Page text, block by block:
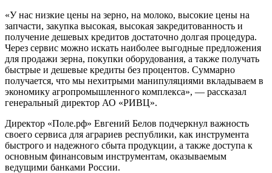
«У нас низкие цены на зерно, на молоко, высокие цены на
запчасти, закупка высокая, высокая закредитованность и
получение дешевых кредитов достаточно долгая процедура.
Через сервис можно искать наиболее выгодные предложения
для продажи зерна, покупки оборудования, а также получать
быстрые и дешевые кредиты без процентов. Суммарно
получается, что мы нехитрыми манипуляциями вкладываем в
экономику агропромышленного комплекса», — рассказал
генеральный директор АО «РИВЦ».
Директор «Поле.рф» Евгений Белов подчеркнул важность
своего сервиса для аграриев республики, как инструмента
быстрого и надежного сбыта продукции, а также доступа к
основным финансовым инструментам, оказываемым
ведущими банками России.